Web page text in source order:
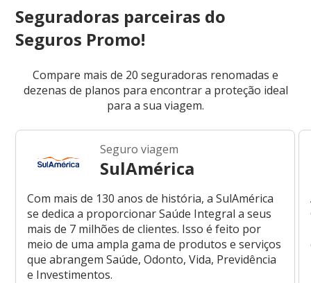
Seguradoras parceiras do
Seguros Promo!
Compare mais de 20 seguradoras renomadas e
dezenas de planos para encontrar a proteção ideal
para a sua viagem.
Seguro viagem
SulAmérica
Com mais de 130 anos de história, a SulAmérica
se dedica a proporcionar Saúde Integral a seus
mais de 7 milhões de clientes. Isso é feito por
meio de uma ampla gama de produtos e serviços
que abrangem Saúde, Odonto, Vida, Previdência
e Investimentos.